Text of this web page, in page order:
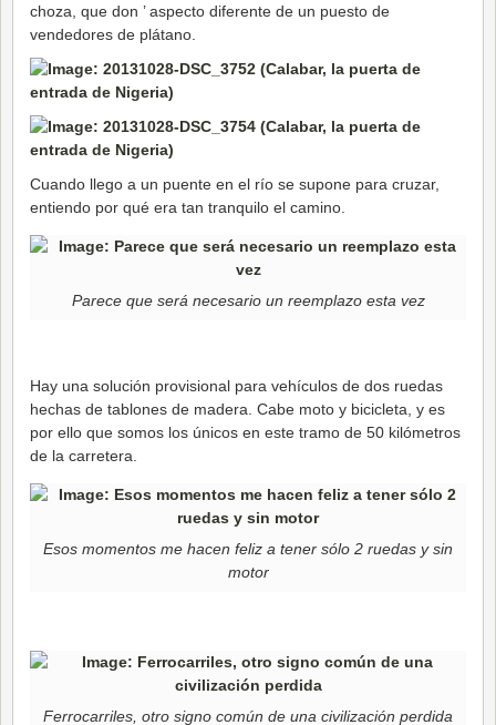
choza, que don ’ aspecto diferente de un puesto de
vendedores de plátano.
Cuando llego a un puente en el río se supone para cruzar,
entiendo por qué era tan tranquilo el camino.
Parece que será necesario un reemplazo esta vez
Hay una solución provisional para vehículos de dos ruedas
hechas de tablones de madera. Cabe moto y bicicleta, y es
por ello que somos los únicos en este tramo de 50 kilómetros
de la carretera.
Esos momentos me hacen feliz a tener sólo 2 ruedas y sin
motor
Ferrocarriles, otro signo común de una civilización perdida